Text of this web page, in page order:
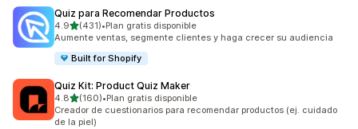
Quiz para Recomendar Productos
4.9de 5 estrellas
(431)
431 reseñas en total
•Plan gratis disponible
Aumente ventas, segmente clientes y haga crecer su audiencia
Built for Shopify
Quiz Kit: Product Quiz Maker
4.8de 5 estrellas
(160)
160 reseñas en total
•Plan gratis disponible
Creador de cuestionarios para recomendar productos (ej. cuidado
de la piel)